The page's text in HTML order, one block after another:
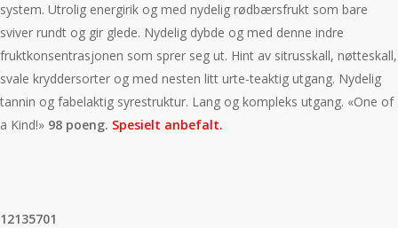
system. Utrolig energirik og med nydelig rødbærsfrukt som bare
sviver rundt og gir glede. Nydelig dybde og med denne indre
fruktkonsentrasjonen som sprer seg ut. Hint av sitrusskall, nøtteskall,
svale kryddersorter og med nesten litt urte-teaktig utgang. Nydelig
tannin og fabelaktig syrestruktur. Lang og kompleks utgang. «One of
a Kind!» 98 poeng. Spesielt anbefalt.
12135701